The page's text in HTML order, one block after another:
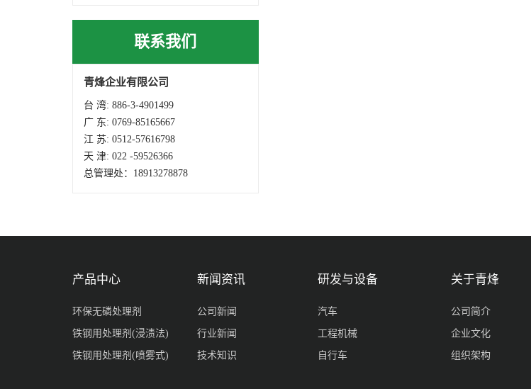
联系我们
青烽企业有限公司
台 湾: 886-3-4901499
广 东: 0769-85165667
江 苏: 0512-57616798
天 津: 022 -59526366
总管理处：18913278878
产品中心
环保无磷处理剂
铁钢用处理剂(浸渍法)
铁钢用处理剂(喷雾式)
新闻资讯
公司新闻
行业新闻
技术知识
研发与设备
汽车
工程机械
自行车
关于青烽
公司简介
企业文化
组织架构